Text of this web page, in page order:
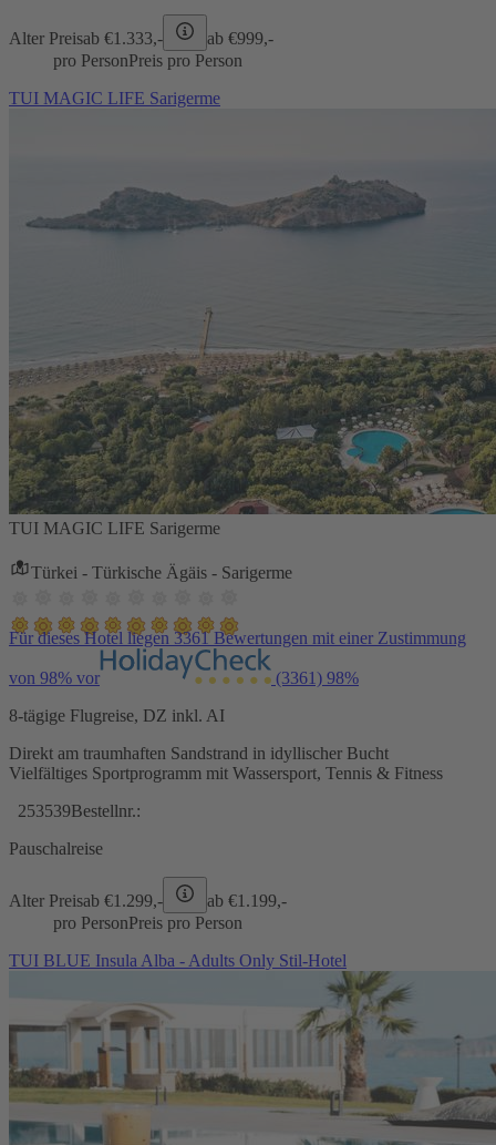
Alter Preisab €1.333,- ab €999,-
pro PersonPreis pro Person
TUI MAGIC LIFE Sarigerme
TUI MAGIC LIFE Sarigerme
Türkei - Türkische Ägäis - Sarigerme
Für dieses Hotel liegen 3361 Bewertungen mit einer Zustimmung
von 98% vor (3361) 98%
8-tägige Flugreise, DZ inkl. AI
Direkt am traumhaften Sandstrand in idyllischer Bucht
Vielfältiges Sportprogramm mit Wassersport, Tennis & Fitness
253539Bestellnr.:
Pauschalreise
Alter Preisab €1.299,- ab €1.199,-
pro PersonPreis pro Person
TUI BLUE Insula Alba - Adults Only Stil-Hotel